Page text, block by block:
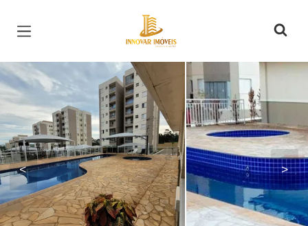
Página inicial
< >